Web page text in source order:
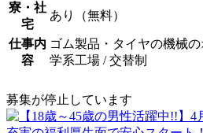
寮・社
宅
あり（無料）
仕事内
容
ゴム製品・タイヤの機械
学系工場 / 交替制
募集が停止しています